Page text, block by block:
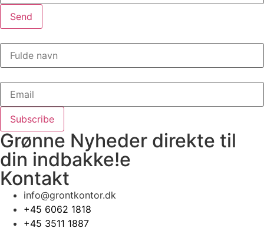
Send
Grønne Nyheder direkte til
din indbakke!e
Kontakt
info@grontkontor.dk
+45 6062 1818
+45 3511 1887